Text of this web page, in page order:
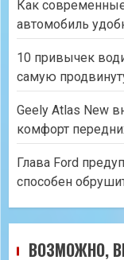
Как
автомобиль
10 привычек
самую
Geely Atlas New
комфорт
Глава Ford
способен
ВОЗМОЖНО,